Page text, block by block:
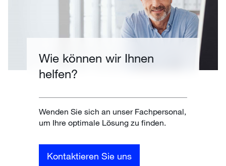
Wie können wir Ihnen
helfen?
Wenden Sie sich an unser Fachpersonal,
um Ihre optimale Lösung zu finden.
Kontaktieren Sie uns